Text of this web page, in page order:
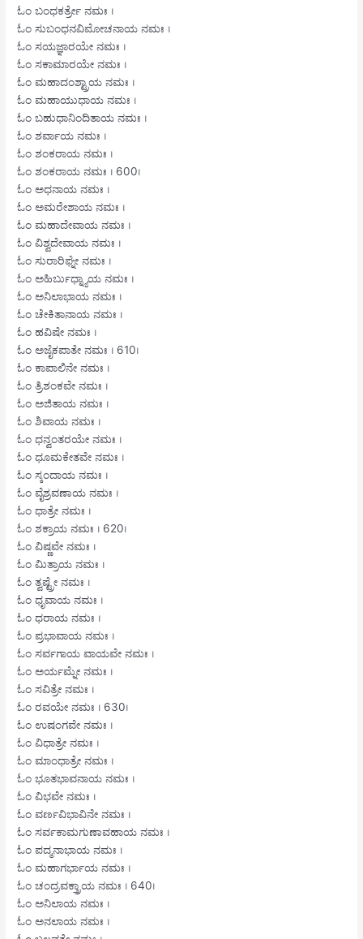
ಓಂ ಬಂಧಕರ್ತ್ರೇ ನಮಃ ।
ಓಂ ಸುಬಂಧನವಿಮೋಚನಾಯ ನಮಃ ।
ಓಂ ಸಯಜ್ಞಾರಯೇ ನಮಃ ।
ಓಂ ಸಕಾಮಾರಯೇ ನಮಃ ।
ಓಂ ಮಹಾದಂಶ್ಟ್ರಾಯ ನಮಃ ।
ಓಂ ಮಹಾಯುಧಾಯ ನಮಃ ।
ಓಂ ಬಹುಧಾನಿಂದಿತಾಯ ನಮಃ ।
ಓಂ ಶರ್ವಾಯ ನಮಃ ।
ಓಂ ಶಂಕರಾಯ ನಮಃ ।
ಓಂ ಶಂಕರಾಯ ನಮಃ । 600।
ಓಂ ಅಧನಾಯ ನಮಃ ।
ಓಂ ಅಮರೇಶಾಯ ನಮಃ ।
ಓಂ ಮಹಾದೇವಾಯ ನಮಃ ।
ಓಂ ವಿಶ್ವದೇವಾಯ ನಮಃ ।
ಓಂ ಸುರಾರಿಘ್ನೇ ನಮಃ ।
ಓಂ ಅಹಿರ್ಬುಧ್ನ್ಯಾಯ ನಮಃ ।
ಓಂ ಅನಿಲಾಭಾಯ ನಮಃ ।
ಓಂ ಚೇಕಿತಾನಾಯ ನಮಃ ।
ಓಂ ಹವಿಷೇ ನಮಃ ।
ಓಂ ಅಜೈಕಪಾತೇ ನಮಃ । 610।
ಓಂ ಕಾಪಾಲಿನೇ ನಮಃ ।
ಓಂ ತ್ರಿಶಂಕವೇ ನಮಃ ।
ಓಂ ಅಜಿತಾಯ ನಮಃ ।
ಓಂ ಶಿವಾಯ ನಮಃ ।
ಓಂ ಧನ್ವಂತರಯೇ ನಮಃ ।
ಓಂ ಧೂಮಕೇತವೇ ನಮಃ ।
ಓಂ ಸ್ಕಂದಾಯ ನಮಃ ।
ಓಂ ವೈಶ್ರವಣಾಯ ನಮಃ ।
ಓಂ ಧಾತ್ರೇ ನಮಃ ।
ಓಂ ಶಕ್ರಾಯ ನಮಃ । 620।
ಓಂ ವಿಷ್ಣವೇ ನಮಃ ।
ಓಂ ಮಿತ್ರಾಯ ನಮಃ ।
ಓಂ ತ್ವಷ್ಟ್ರೇ ನಮಃ ।
ಓಂ ಧೃವಾಯ ನಮಃ ।
ಓಂ ಧರಾಯ ನಮಃ ।
ಓಂ ಪ್ರಭಾವಾಯ ನಮಃ ।
ಓಂ ಸರ್ವಗಾಯ ವಾಯವೇ ನಮಃ ।
ಓಂ ಅರ್ಯಮ್ನೇ ನಮಃ ।
ಓಂ ಸವಿತ್ರೇ ನಮಃ ।
ಓಂ ರವಯೇ ನಮಃ । 630।
ಓಂ ಉಷಂಗವೇ ನಮಃ ।
ಓಂ ವಿಧಾತ್ರೇ ನಮಃ ।
ಓಂ ಮಾಂಧಾತ್ರೇ ನಮಃ ।
ಓಂ ಭೂತಭಾವನಾಯ ನಮಃ ।
ಓಂ ವಿಭವೇ ನಮಃ ।
ಓಂ ವರ್ಣವಿಭಾವಿನೇ ನಮಃ ।
ಓಂ ಸರ್ವಕಾಮಗುಣಾವಹಾಯ ನಮಃ ।
ಓಂ ಪದ್ಮನಾಭಾಯ ನಮಃ ।
ಓಂ ಮಹಾಗರ್ಭಾಯ ನಮಃ ।
ಓಂ ಚಂದ್ರವಕ್ತ್ರಾಯ ನಮಃ । 640।
ಓಂ ಅನಿಲಾಯ ನಮಃ ।
ಓಂ ಅನಲಾಯ ನಮಃ ।